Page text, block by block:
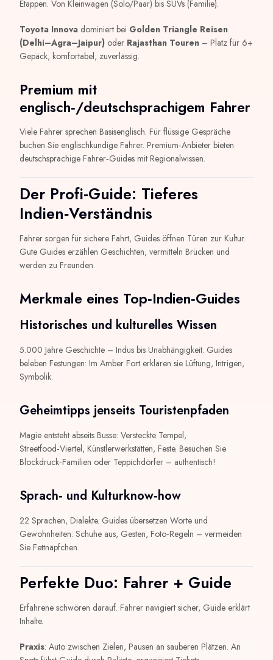
Etappen. Von Kleinwagen (Solo/Paar) bis SUVs (Familie).
Toyota Innova dominiert bei Golden Triangle Reisen
(Delhi–Agra–Jaipur) oder Rajasthan Touren – Platz für 6+
Gepäck, komfortabel, zuverlässig.
Premium mit
englisch‑/deutschsprachigem Fahrer
Viele Fahrer sprechen Basisenglisch. Für flüssige Gespräche
buchen Sie englischkundige Fahrer. Premium‑Anbieter bieten
deutschsprachige Fahrer‑Guides mit Regionalwissen.
Der Profi‑Guide: Tieferes
Indien‑Verständnis
Fahrer sorgen für sichere Fahrt, Guides öffnen Türen zur Kultur.
Gute Guides erzählen Geschichten, vermitteln Brücken und
werden zu Freunden.
Merkmale eines Top‑Indien‑Guides
Historisches und kulturelles Wissen
5.000 Jahre Geschichte – Indus bis Unabhängigkeit. Guides
beleben Festungen: Im Amber Fort erklären sie Lüftung, Intrigen,
Symbolik.
Geheimtipps jenseits Touristenpfaden
Magie entsteht abseits Busse: Versteckte Tempel,
Streetfood‑Viertel, Künstlerwerkstätten, Feste. Besuchen Sie
Blockdruck‑Familien oder Teppichdörfer – authentisch!
Sprach‑ und Kulturknow‑how
22 Sprachen, Dialekte. Guides übersetzen Worte und
Gewohnheiten: Schuhe aus, Gesten, Foto‑Regeln – vermeiden
Sie Fettnäpfchen.
Perfekte Duo: Fahrer + Guide
Erfahrene schwören darauf. Fahrer navigiert sicher, Guide erklärt
Inhalte.
Praxis: Auto zwischen Zielen, Pausen an sauberen Plätzen. An